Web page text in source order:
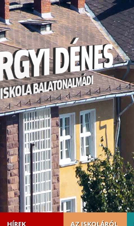
HÍREK AZ ISKOLÁRÓL